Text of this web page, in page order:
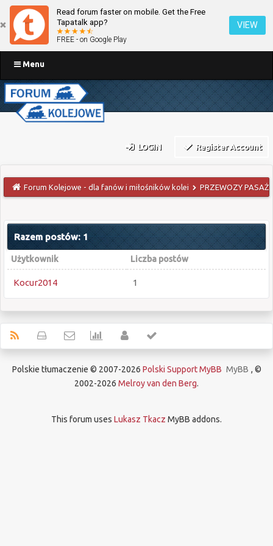
Read forum faster on mobile. Get the Free
Tapatalk app?
FREE - on Google Play
VIEW
Menu
LOGIN Register Account
Forum Kolejowe - dla fanów i miłośników kolei PRZEWOZY
Razem postów: 1
Użytkownik Liczba postów
Kocur2014 1
Polskie tłumaczenie © 2007-2026 Polski Support MyBB MyBB , ©
2002-2026 Melroy van den Berg.
This forum uses Lukasz Tkacz MyBB addons.